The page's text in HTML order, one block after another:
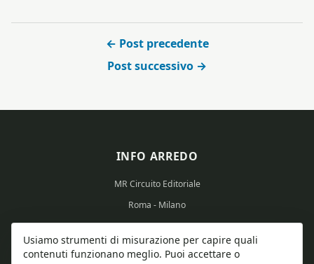
← Post precedente
Post successivo →
INFO ARREDO
MR Circuito Editoriale
Roma - Milano
Partita IVA: 15569351008
Usiamo strumenti di misurazione per capire quali
contenuti funzionano meglio. Puoi accettare o